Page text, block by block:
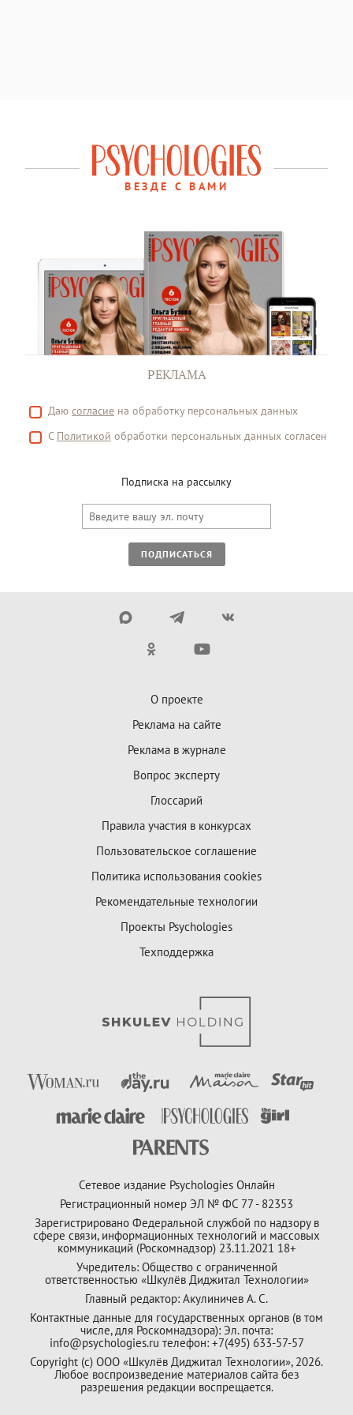
ВЕЗДЕ С ВАМИ
РЕКЛАМА
Даю согласие на обработку персональных данных
С Политикой обработки персональных данных согласен
Подписка на рассылку
ПОДПИСАТЬСЯ
О проекте
Реклама на сайте
Реклама в журнале
Вопрос эксперту
Глоссарий
Правила участия в конкурсах
Пользовательское соглашение
Политика использования cookies
Рекомендательные технологии
Проекты Psychologies
Техподдержка
Сетевое издание Psychologies Онлайн
Регистрационный номер ЭЛ № ФС 77 - 82353
Зарегистрировано Федеральной службой по надзору в
сфере связи, информационных технологий и массовых
коммуникаций (Роскомнадзор) 23.11.2021 18+
Учредитель: Общество с ограниченной
ответственностью «Шкулёв Диджитал Технологии»
Главный редактор: Акулиничев А. С.
Контактные данные для государственных органов (в том
числе, для Роскомнадзора): Эл. почта:
info@psychologies.ru телефон: +7(495) 633-57-57
Copyright (с) ООО «Шкулёв Диджитал Технологии», 2026.
Любое воспроизведение материалов сайта без
разрешения редакции воспрещается.